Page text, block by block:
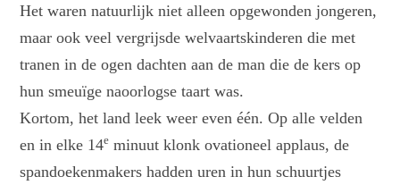
Het waren natuurlijk niet alleen opgewonden jongeren,
maar ook veel vergrijsde welvaartskinderen die met
tranen in de ogen dachten aan de man die de kers op
hun smeuïge naoorlogse taart was.
Kortom, het land leek weer even één. Op alle velden
en in elke 14e minuut klonk ovationeel applaus, de
spandoekenmakers hadden uren in hun schuurtjes